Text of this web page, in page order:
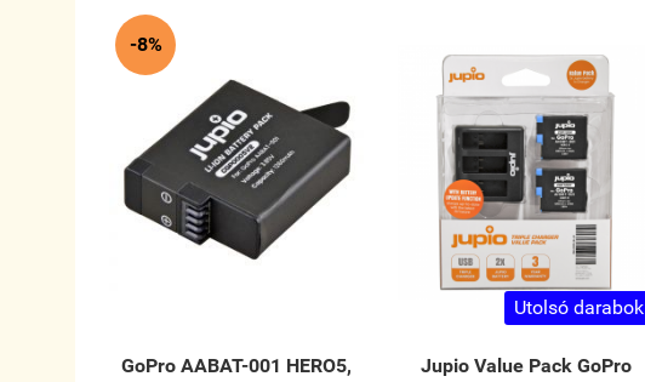
-8%
GoPro AABAT-001 HERO5,
Utolsó darabok
Jupio Value Pack GoPro